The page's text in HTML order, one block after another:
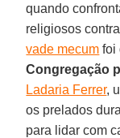
quando
religiosos
vade mecum foi
Congregação
Ladaria Ferrer,
os prelados
para lidar com